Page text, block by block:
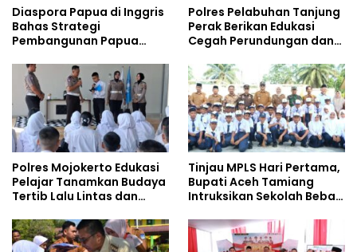
Diaspora Papua di Inggris
Bahas Strategi
Pembangunan Papua
Doktoral Internasional
Polres Pelabuhan Tanjung
Perak Berikan Edukasi
Cegah Perundungan dan
kepada Pelajar MPLS
Polres Mojokerto Edukasi
Pelajar Tanamkan Budaya
Tertib Lalu Lintas dan
Tinjau MPLS Hari Pertama,
Bupati Aceh Tamiang
Intruksikan Sekolah Bebas